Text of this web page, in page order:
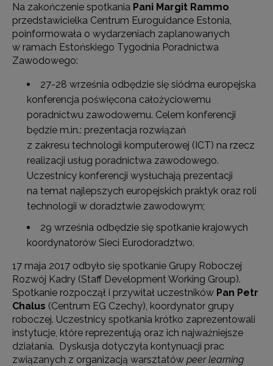
Na zakończenie spotkania Pani Margit Rammo
przedstawicielka Centrum Euroguidance Estonia,
poinformowała o wydarzeniach zaplanowanych
w ramach Estońskiego Tygodnia Poradnictwa
Zawodowego:
27-28 września odbędzie się siódma europejska
konferencja poświęcona całożyciowemu
poradnictwu zawodowemu. Celem konferencji
będzie m.in.: prezentacja rozwiązań
z zakresu technologii komputerowej (ICT) na rzecz
realizacji usług poradnictwa zawodowego.
Uczestnicy konferencji wysłuchają prezentacji
na temat najlepszych europejskich praktyk oraz roli
technologii w doradztwie zawodowym;
29 września odbędzie się spotkanie krajowych
koordynatorów Sieci Eurodoradztwo.
17 maja 2017 odbyło się spotkanie Grupy Roboczej
Rozwój Kadry (Staff Development Working Group).
Spotkanie rozpoczął i przywitał uczestników Pan Petr
Chalus (Centrum EG Czechy), koordynator grupy
roboczej. Uczestnicy spotkania krótko zaprezentowali
instytucje, które reprezentują oraz ich najważniejsze
działania. Dyskusja dotyczyła kontynuacji prac
związanych z organizacją warsztatów peer learning